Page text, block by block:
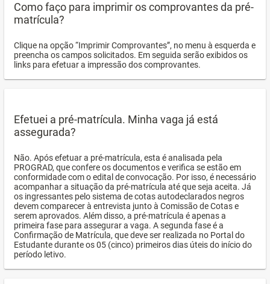
Como faço para imprimir os comprovantes da pré-
matrícula?
Clique na opção “Imprimir Comprovantes”, no menu à esquerda e
preencha os campos solicitados. Em seguida serão exibidos os
links para efetuar a impressão dos comprovantes.
Efetuei a pré-matrícula. Minha vaga já está
assegurada?
Não. Após efetuar a pré-matrícula, esta é analisada pela
PROGRAD, que confere os documentos e verifica se estão em
conformidade com o edital de convocação. Por isso, é necessário
acompanhar a situação da pré-matrícula até que seja aceita. Já
os ingressantes pelo sistema de cotas autodeclarados negros
devem comparecer à entrevista junto à Comissão de Cotas e
serem aprovados. Além disso, a pré-matrícula é apenas a
primeira fase para assegurar a vaga. A segunda fase é a
Confirmação de Matrícula, que deve ser realizada no Portal do
Estudante durante os 05 (cinco) primeiros dias úteis do início do
período letivo.